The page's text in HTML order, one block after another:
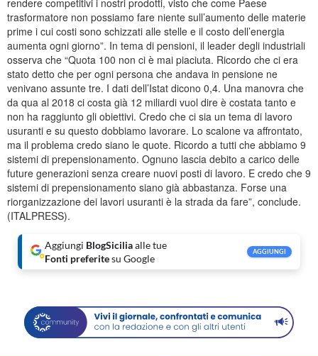
rendere competitivi i nostri prodotti, visto che come Paese
trasformatore non possiamo fare niente sull’aumento delle materie
prime i cui costi sono schizzati alle stelle e il costo dell’energia
aumenta ogni giorno”. In tema di pensioni, il leader degli industriali
osserva che “Quota 100 non ci è mai piaciuta. Ricordo che ci era
stato detto che per ogni persona che andava in pensione ne
venivano assunte tre. I dati dell’Istat dicono 0,4. Una manovra che
da qua al 2018 ci costa già 12 miliardi vuol dire è costata tanto e
non ha raggiunto gli obiettivi. Credo che ci sia un tema di lavoro
usuranti e su questo dobbiamo lavorare. Lo scalone va affrontato,
ma il problema credo siano le quote. Ricordo a tutti che abbiamo 9
sistemi di prepensionamento. Ognuno lascia debito a carico delle
future generazioni senza creare nuovi posti di lavoro. E credo che 9
sistemi di prepensionamento siano già abbastanza. Forse una
riorganizzazione dei lavori usuranti è la strada da fare”, conclude.
(ITALPRESS).
Aggiungi BlogSiciliaalle tue
Fonti preferitesu Google
AGGIUNGI